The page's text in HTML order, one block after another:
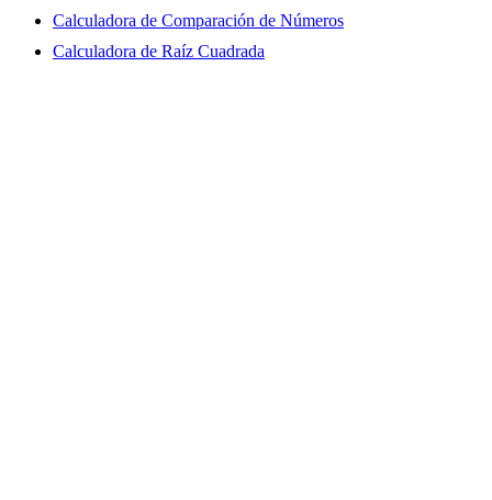
Calculadora de Comparación de Números
Calculadora de Raíz Cuadrada